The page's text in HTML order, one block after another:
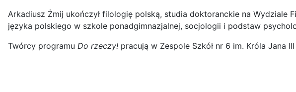
Arkadiusz Żmij ukończył filologię polską, studia doktoranckie na Wydziale
języka polskiego w szkole ponadgimnazjalnej, socjologii i podstaw
Twórcy programu Do rzeczy! pracują w Zespole Szkół nr 6 im. Króla Jana